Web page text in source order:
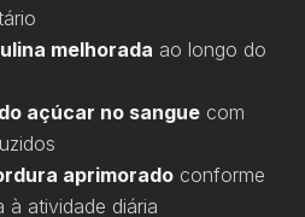
melhorada ao longo do
açúcar no sangue com
aprimorado conforme
à atividade diária